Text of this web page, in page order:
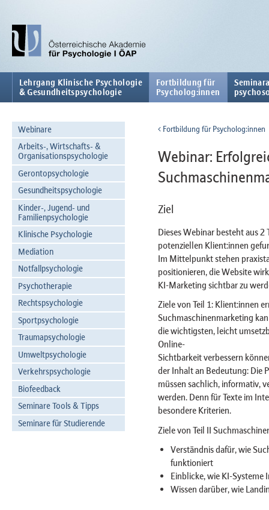
Lehrgang Klinische Psychologie
& Gesundheitspsychologie
Fortbildung für
Psycholog:innen
Webinare
Arbeits-, Wirtschafts- &
Organisationspsychologie
Gerontopsychologie
Gesundheitspsychologie
Kinder-, Jugend- und
Familienpsychologie
Klinische Psychologie
Mediation
Notfallpsychologie
Psychotherapie
Rechtspsychologie
Sportpsychologie
Traumapsychologie
Umweltpsychologie
Verkehrspsychologie
Biofeedback
Seminare Tools & Tipps
Seminare für Studierende
Fortbildung für Psycholog:innen
Webinar:
Ziel
Dieses Webinar besteht aus
potenziellen Klient:innen
Im Mittelpunkt stehen
positionieren, die Website
KI-Marketing sichtbar zu
Ziele von Teil 1: Klient:innen
Suchmaschinenmarketing
die wichtigsten, leicht
Online-
Sichtbarkeit verbessern
der Inhalt an Bedeutung: Die
müssen sachlich, informativ,
werden. Denn für Texte im
besondere Kriterien.
Ziele von Teil II
Verständnis dafür, wie
funktioniert
Einblicke, wie KI-
Wissen darüber, wie